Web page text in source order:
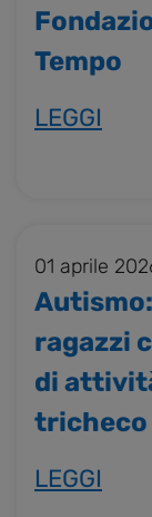
Tempo
LEGGI
01 aprile
ragazzi
di
tricheco
LEGGI